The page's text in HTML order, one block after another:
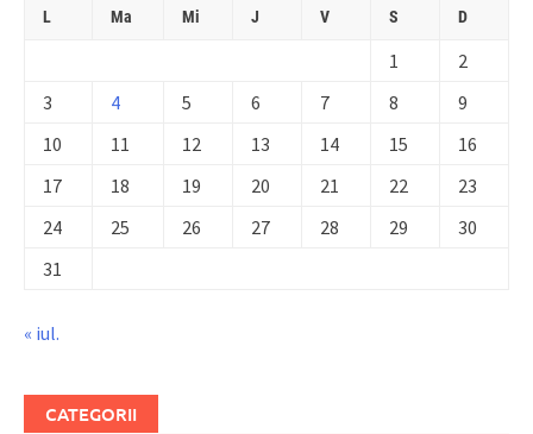
L Ma Mi J V S D
1
2
3
4 5 6 7 8
9
10
11 12 13 14 15
16
17
18 19 20 21 22
23
24
25 26 27 28 29
30
31
« iul.
CATEGORII